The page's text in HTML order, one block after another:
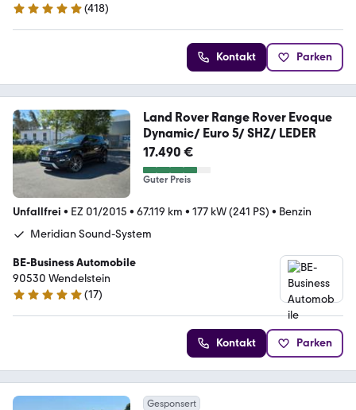
4.8 Sterne
(418)
Kontakt Parken
Land Rover Range Rover Evoque
Dynamic/ Euro 5/ SHZ/ LEDER
17.490 €
Guter Preis
Unfallfrei • EZ 01/2015 • 67.119 km • 177 kW (241 PS) • Benzin
Meridian Sound-System
BE-Business Automobile
90530 Wendelstein
4.9 Sterne
(17)
Kontakt Parken
Gesponsert